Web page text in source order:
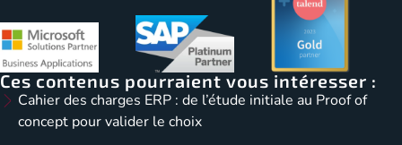
Ces contenus pourraient vous intéresser :
Cahier des charges ERP : de l’étude initiale au Proof of
concept pour valider le choix